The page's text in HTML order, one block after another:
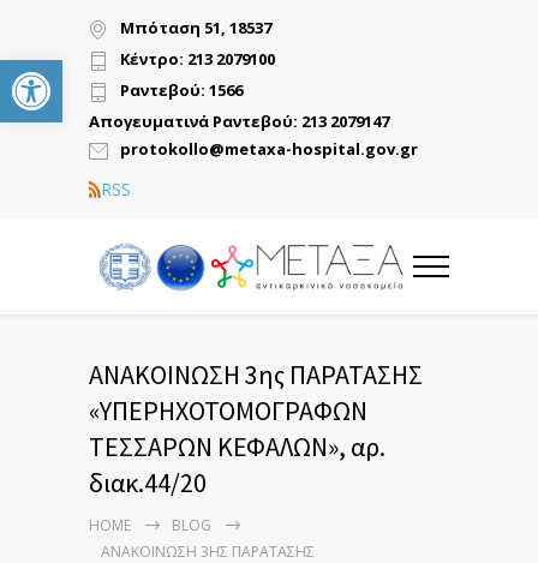
Ανοίξτε τη γραμμή εργαλείων
Μπόταση 51, 18537
Κέντρο: 213 2079100
Ραντεβού: 1566
Απογευματινά Ραντεβού: 213 2079147
protokollo@metaxa-hospital.gov.gr
RSS
ΑΝΑΚΟΙΝΩΣΗ 3ης ΠΑΡΑΤΑΣΗΣ
«YΠΕΡΗΧΟΤΟΜΟΓΡΑΦΩΝ
ΤΕΣΣΑΡΩΝ ΚΕΦΑΛΩΝ», αρ.
διακ.44/20
HOME
BLOG
ΑΝΑΚΟΙΝΩΣΗ 3ΗΣ ΠΑΡΑΤΑΣΗΣ